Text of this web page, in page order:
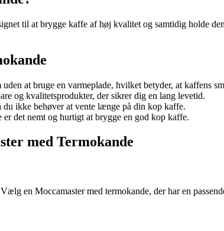
til at brygge kaffe af høj kvalitet og samtidig holde
at bruge en varmeplade, hvilket betyder, at kaffens
og kvalitetsprodukter, der sikrer dig en lang levetid.
ikke behøver at vente længe på din kop kaffe.
det nemt og hurtigt at brygge en god kop kaffe.
med Termokande
en Moccamaster med termokande, der har en